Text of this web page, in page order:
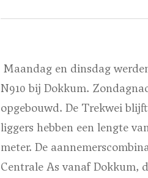
Maandag en dinsdag
N910 bij Dokkum.
opgebouwd. De Trekwei
liggers hebben een lengte
meter. De
Centrale As vanaf Dokkum,